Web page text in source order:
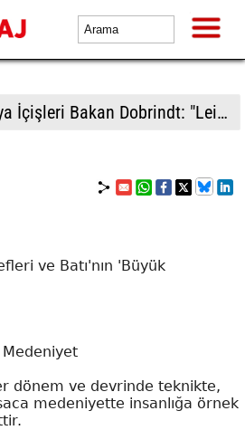
Almanya İçişleri Bakan Dobrindt: "Leipzig Havalimanı'ndaki İHA saldırısı girişimi amatörce taktiklere işaret etmiyor"
ve Batı'nın 'Büyük
dönem ve devrinde teknikte,
medeniyette insanlığa örnek